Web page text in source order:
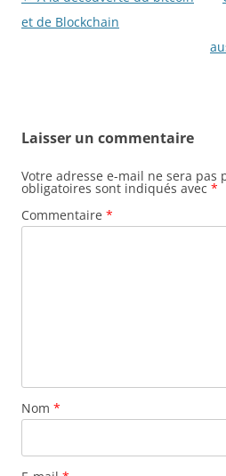
des
et de Blockchain
Laisser un commentaire
Votre adresse e-mail ne sera pas
obligatoires sont indiqués avec *
Commentaire *
Nom *